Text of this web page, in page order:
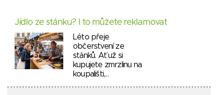
Jídlo ze stánku? I to můžete reklamovat
Léto přeje
občerstvení ze
stánků. Ať už si
kupujete zmrzlinu na
koupališti,…